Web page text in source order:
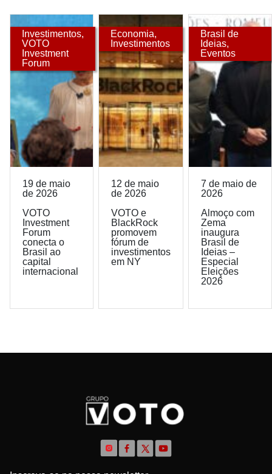
Investimentos,
VOTO
Investment
Forum
19 de maio
de 2026
VOTO
Investment
Forum
conecta o
Brasil ao
capital
internacional
Economia,
Investimentos
12 de maio
de 2026
VOTO e
BlackRock
promovem
fórum de
investimentos
em NY
Brasil de
Ideias,
Eventos
7 de maio de
2026
Almoço com
Zema
inaugura
Brasil de
Ideias –
Especial
Eleições
2026